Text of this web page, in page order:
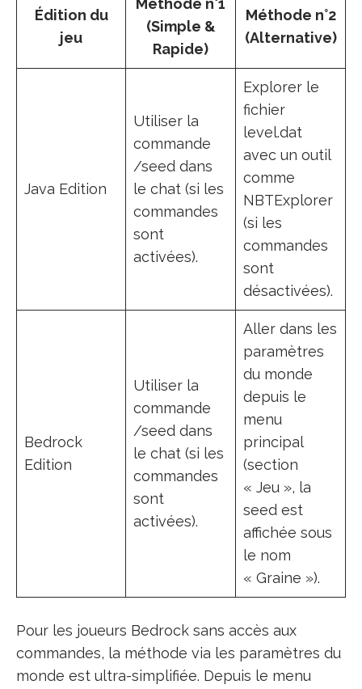
Édition du
jeu
Méthode n°1
(Simple &
Rapide)
Méthode n°2
(Alternative)
Java Edition
Utiliser la
commande
/seed dans
le chat (si les
commandes
sont
activées).
Explorer le
fichier
level.dat
avec un outil
comme
NBTExplorer
(si les
commandes
sont
désactivées).
Bedrock
Edition
Utiliser la
commande
/seed dans
le chat (si les
commandes
sont
activées).
Aller dans les
paramètres
du monde
depuis le
menu
principal
(section
« Jeu », la
seed est
affichée sous
le nom
« Graine »).
Pour les joueurs Bedrock sans accès aux
commandes, la méthode via les paramètres du
monde est ultra-simplifiée. Depuis le menu